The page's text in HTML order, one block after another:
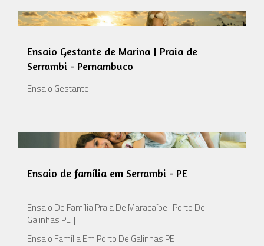
Ensaio Gestante de Marina | Praia de
Serrambi - Pernambuco
Ensaio Gestante
Ensaio de família em Serrambi - PE
Ensaio De Família Praia De Maracaípe | Porto De
Galinhas PE
Ensaio Família Em Porto De Galinhas PE